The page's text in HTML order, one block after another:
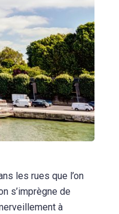
les rues que l’on
s’imprègne de
à